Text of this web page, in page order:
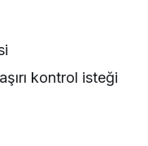
kontrol isteği